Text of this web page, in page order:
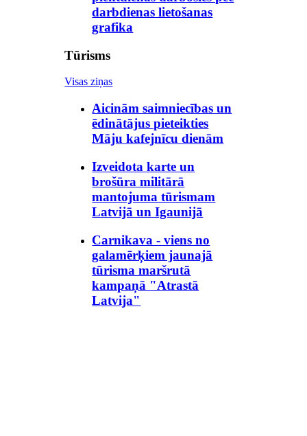
darbdienas lietošanas
grafika
Tūrisms
Visas ziņas
Aicinām saimniecības un
ēdinātājus pieteikties
Māju kafejnīcu dienām
Izveidota karte un
brošūra militārā
mantojuma tūrismam
Latvijā un Igaunijā
Carnikava - viens no
galamērķiem jaunajā
tūrisma maršrutā
kampaņā "Atrastā
Latvija"